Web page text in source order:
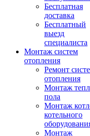
Бесплатная
доставка
Бесплатный
выезд
специалиста
Монтаж систем
отопления
Ремонт
отопления
Монтаж
пола
Монтаж
котельного
Монтаж